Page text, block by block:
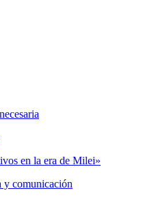
en la era de Milei»
y comunicación